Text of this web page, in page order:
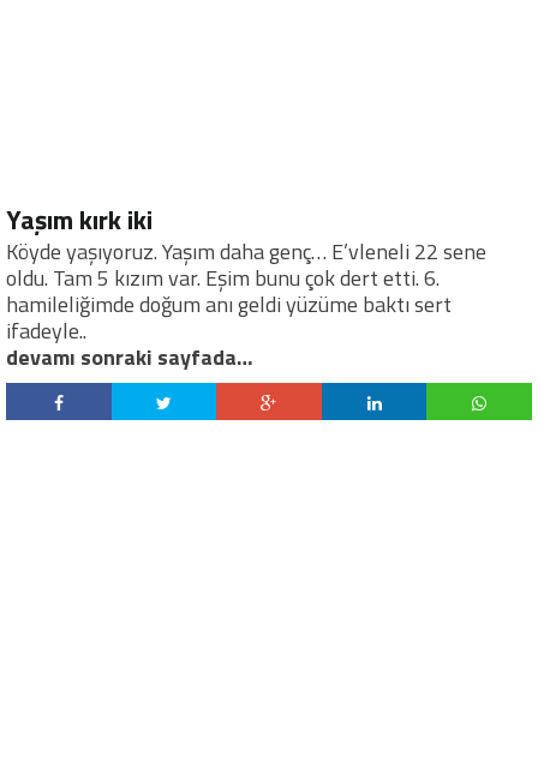
Yaşım kırk iki
Köyde yaşıyoruz. Yaşım daha genç… E’vleneli 22 sene
oldu. Tam 5 kızım var. Eşim bunu çok dert etti. 6.
hamileliğimde doğum anı geldi yüzüme baktı sert
ifadeyle..
devamı sonraki sayfada…